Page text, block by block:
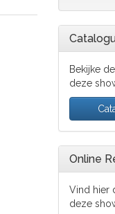
Bekijke
deze
Online
Vind hier
deze